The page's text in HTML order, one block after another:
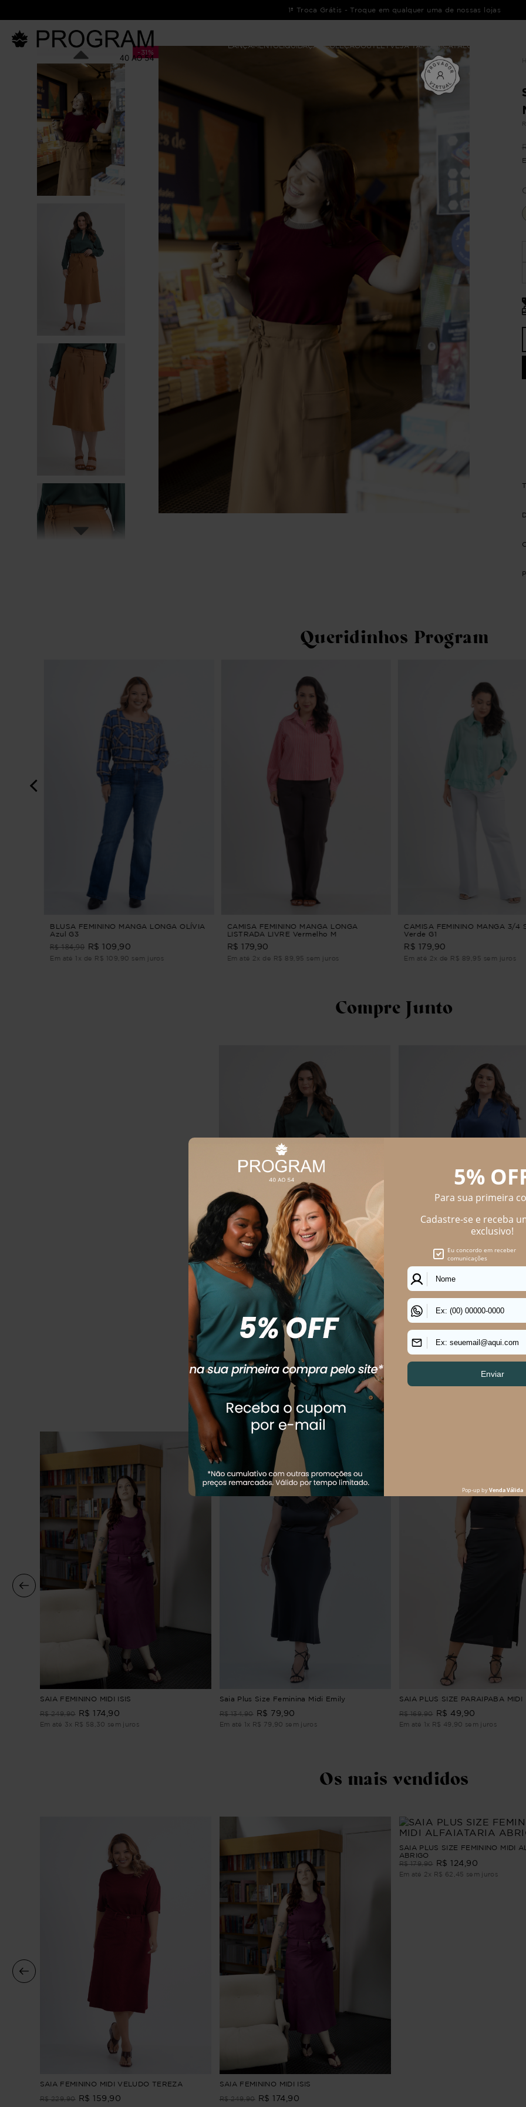
1ª Troca Grátis - Troque em qualquer uma de nossas lojas
LANÇAMENTOLIQUIDAÇÃO COLEÇÃOOUTLETVEJA TAMBÉMCATÁLOGOS
- 31%
Queridinhos Program
BLUSA FEMININO MANGA LONGA OLÍVIA
Azul G3
R$ 184,90 R$ 109,90
Em até 1x de R$ 109,90 sem juros
CAMISA FEMININO MANGA LONGA
LISTRADA LIVRE Vermelho M
R$ 179,90
Em até 2x de R$ 89,95 sem juros
CAMISA FEMININO MANGA 3/4
Verde G1
R$ 179,90
Em até 2x de R$ 89,95 sem juros
Compre Junto
BLUSA FEMININO MANGA LONGA
ENCANTAMENTO
R$ 179,90 R$ 109 ,90
Em até2x R$ 54,95 sem juros
BLUSA FEMININO MANGA LONGA
ENCANTAMENTO
179,90 R$ 109,90
Em até R$ sem juros
Quem comprou, comprou
SAIA FEMININO MIDI ISIS
R$ 249,90 R$ 174 90
Em até 3x R$ 58 30 sem juros
Saia Plus Size Feminina Midi Emily
R$ 134,90 R$ 79 90
Em até 1 x R$ 79 90 sem juros
SAIA PLUS SIZE PARAIPABA MIDI
R$ 169,90 R$ 49 90
Em até 1 x R$ 49 90 sem juros
Os mais vendidos
SAIA FEMININO MIDI VELUDO TEREZA
R$ 229,90 R$ 159 90
SAIA FEMININO MIDI ISIS
R$ 249,90 R$ 174 90
SAIA PLUS SIZE FEMININO MIDI
ABRIGO
R$ 179,90 R$ 124 90
Em até 2x R$ 62 45 sem juros